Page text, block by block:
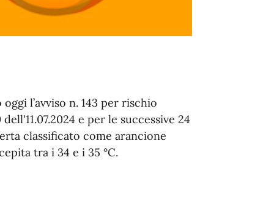
l’avviso n. 143 per rischio
e per le successive 24
classificato come arancione
tra i 34 e i 35 °C.